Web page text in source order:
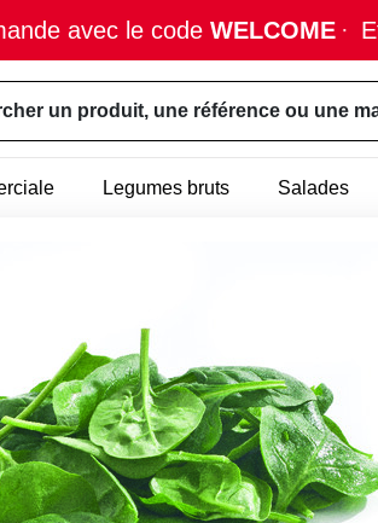
avec le code WELCOME ·
un produit, une référence ou une
Legumes bruts Salades